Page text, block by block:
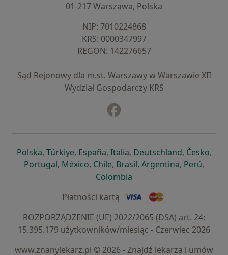
01-217 Warszawa, Polska
NIP: ⁠7010224868
KRS: ⁠0000347997
REGON: ⁠142276657
Sąd Rejonowy dla m.st. Warszawy w Warszawie XII
Wydział Gospodarczy KRS
Polskaotwiera się w nowej karcie
, Türkiyeotwiera się w nowej karcie
, Españaotwiera się w nowej karcie
, Italiaotwiera się w nowej
, Deutschlandotwiera się
, Česko,
Portugalotwiera się w nowej karcie
, Méxicootwiera się w nowej karcie
, Chileotwiera się w nowej karcie
, Brasilotwiera się w nowej
, Argentinaotwiera się
, Perú,
Colombia
Płatności kartą
ROZPORZĄDZENIE (UE) 2022/2065 (DSA) art. 24:
15.395.179 użytkowników/miesiąc - Czerwiec 2026
www.znanylekarz.pl © 2026 - Znajdź lekarza i umów